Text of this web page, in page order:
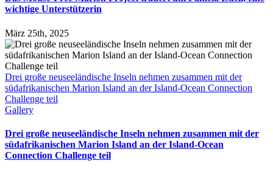
wichtige Unterstützerin
März 25th, 2025
Drei große neuseeländische Inseln nehmen zusammen mit der
südafrikanischen Marion Island an der Island-Ocean Connection
Challenge teil
Gallery
Drei große neuseeländische Inseln nehmen zusammen mit der
südafrikanischen Marion Island an der Island-Ocean
Connection Challenge teil